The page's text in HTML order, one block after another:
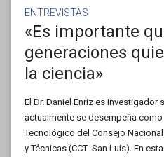
ENTREVISTAS
«Es importante
generaciones
la ciencia»
El Dr. Daniel Enriz es investigador
actualmente se desempeña
Tecnológico del Consejo
y Técnicas (CCT- San Luis). En